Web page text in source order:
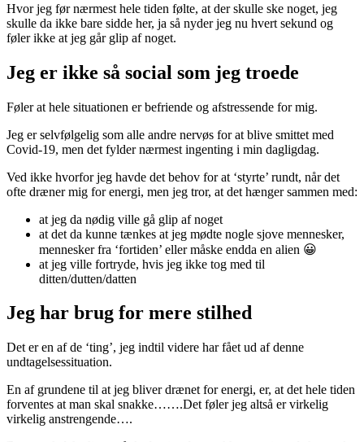
Hvor jeg før nærmest hele tiden følte, at der skulle ske noget, jeg
skulle da ikke bare sidde her, ja så nyder jeg nu hvert sekund og
føler ikke at jeg går glip af noget.
Jeg er ikke så social som jeg troede
Føler at hele situationen er befriende og afstressende for mig.
Jeg er selvfølgelig som alle andre nervøs for at blive smittet med
Covid-19, men det fylder nærmest ingenting i min dagligdag.
Ved ikke hvorfor jeg havde det behov for at ‘styrte’ rundt, når det
ofte dræner mig for energi, men jeg tror, at det hænger sammen med:
at jeg da nødig ville gå glip af noget
at det da kunne tænkes at jeg mødte nogle sjove mennesker,
mennesker fra ‘fortiden’ eller måske endda en alien 😀
at jeg ville fortryde, hvis jeg ikke tog med til
ditten/dutten/datten
Jeg har brug for mere stilhed
Det er en af de ‘ting’, jeg indtil videre har fået ud af denne
undtagelsessituation.
En af grundene til at jeg bliver drænet for energi, er, at det hele tiden
forventes at man skal snakke…….Det føler jeg altså er virkelig
virkelig anstrengende….